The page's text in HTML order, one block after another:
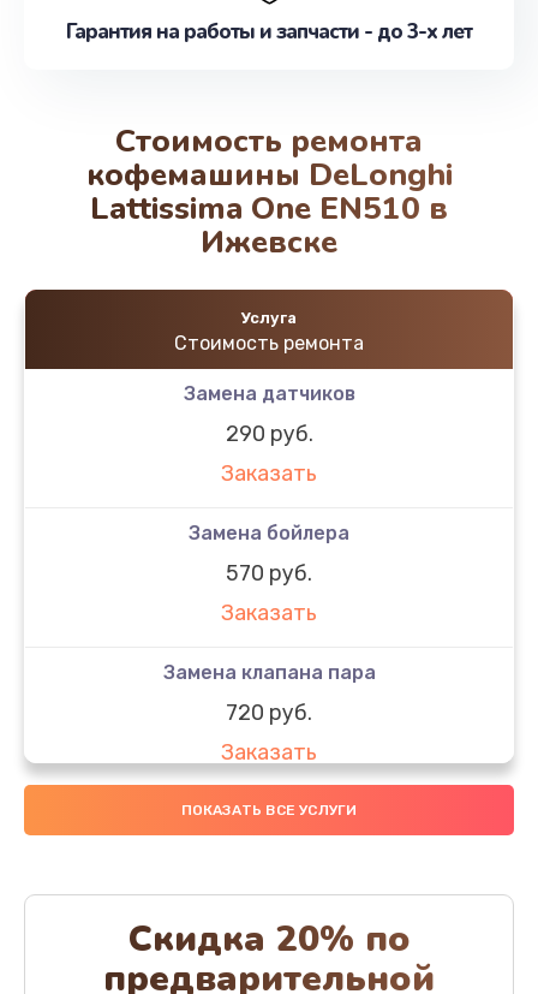
Гарантия на работы и запчасти - до 3-х лет
Стоимость ремонта
кофемашины DeLonghi
Lattissima One EN510 в
Ижевске
Услуга
Стоимость ремонта
Замена датчиков
290 руб.
Заказать
Замена бойлера
570 руб.
Заказать
Замена клапана пара
720 руб.
Заказать
Замена бака воды
Заказать
Чистка с разбором кофемашины
ПОКАЗАТЬ ВСЕ УСЛУГИ
Скидка 20% по
предварительной